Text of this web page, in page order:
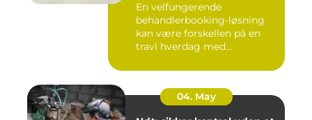
En velfungerende
behandlerbooking-løsning
kan være forskellen på en
travl hverdag med
04. May